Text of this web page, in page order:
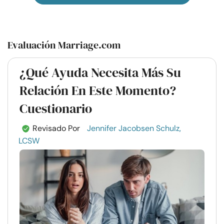
Evaluación Marriage.com
¿Qué Ayuda Necesita Más Su
Relación En Este Momento?
Cuestionario
Revisado Por
Jennifer Jacobsen Schulz,
LCSW